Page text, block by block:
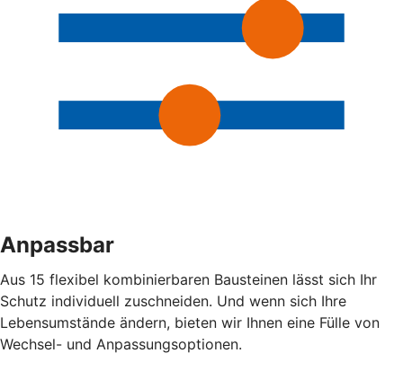
Anpassbar
Aus 15 flexibel kombinierbaren Bausteinen lässt sich Ihr
Schutz individuell zuschneiden. Und wenn sich Ihre
Lebensumstände ändern, bieten wir Ihnen eine Fülle von
Wechsel- und Anpassungsoptionen.